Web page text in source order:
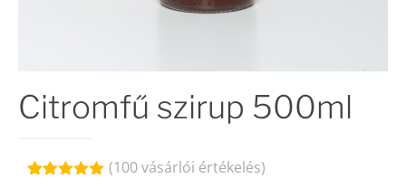
Citromfű szirup 500ml
(100vásárlói értékelés)